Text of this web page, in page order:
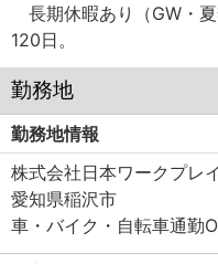
長期休暇あり（GW・
120日。
勤務地
勤務地情報
株式会社日本ワークプレ
愛知県稲沢市
車・バイク・自転車通勤